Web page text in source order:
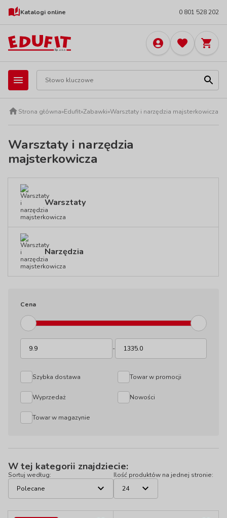
Katalogi online 0 801 528 202
Strona główna»Edufit»Zabawki»Warsztaty i narzędzia majsterkowicza
Warsztaty i narzędzia
majsterkowicza
Warsztaty
Narzędzia
Cena
-
Szybka dostawa Towar w promocji
Wyprzedaż Nowości
Towar w magazynie
W tej kategorii znajdziecie:
Sortuj według: Ilość produktów na jednej stronie: